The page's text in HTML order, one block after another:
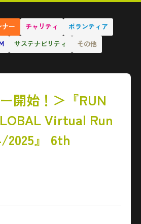
ナー チャリティ
ボランティア
サステナビリティ その他
開始！＞『RUN
Virtual Run
2025』 6th